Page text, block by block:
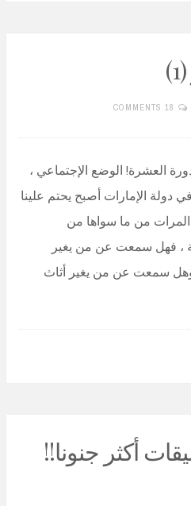
18 COMMENTS
العشرة! الوضع الإجتماعي ،
دولة الإمارات أصبح يحتم علينا
المرات من ما سواها من
، فهل سمعت عن من يغير
سمعت عن من يغير أثاث
أكثر جنونا!!